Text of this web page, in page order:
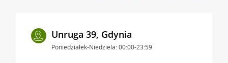
Unruga 39, Gdynia
Poniedziałek-Niedziela: 00:00-23:59